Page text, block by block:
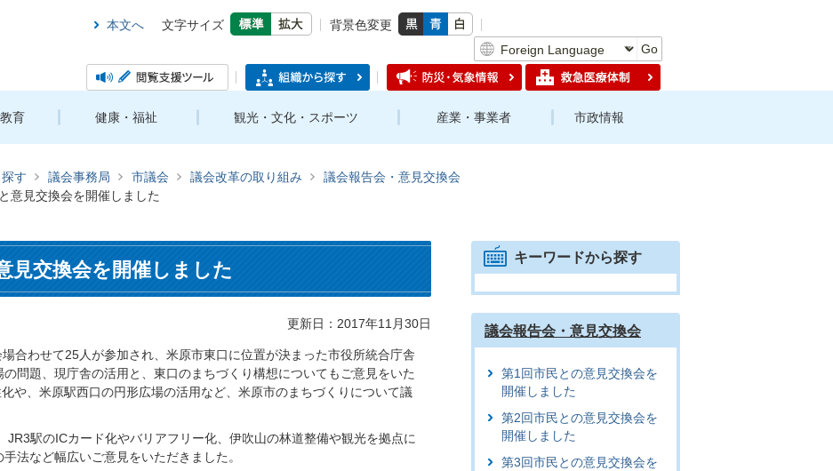
本文へ 文字サイズ
背景色変更
Go
育 健康・福祉 観光・文化・スポーツ 産業・事業者 市政情報
す 議会事務局 市議会 議会改革の取り組み
議会報告会・意見交換会
意見交換会を開催しました
見交換会を開催しました
更新日：2017年11月30日
合わせて25人が参加され、米原市東口に位置が決まった市役所統合庁舎
問題、現庁舎の活用と、東口のまちづくり構想についてもご意見をいた
や、米原駅西口の円形広場の活用など、米原市のまちづくりについて議
JR3駅のICカード化やバリアフリー化、伊吹山の林道整備や観光を拠点に
法など幅広いご意見をいただきました。
キーワードから探す
議会報告会・意見交換会
第1回市民との意見交換会を
開催しました
第2回市民との意見交換会を
開催しました
第3回市民との意見交換会を